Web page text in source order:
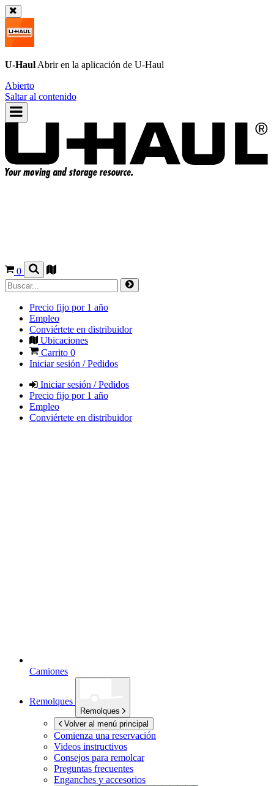
U-Haul Abrir en la aplicación de U-Haul
Abierto
Saltar al contenido
0
Precio fijo por 1 año
Empleo
Conviértete en distribuidor
Ubicaciones
Carrito 0
Iniciar sesión / Pedidos
Iniciar sesión / Pedidos
Precio fijo por 1 año
Empleo
Conviértete en distribuidor
Camiones
Remolques
Remolques
Volver al menú principal
Comienza una reservación
Videos instructivos
Consejos para remolcar
Preguntas frecuentes
Enganches y accesorios